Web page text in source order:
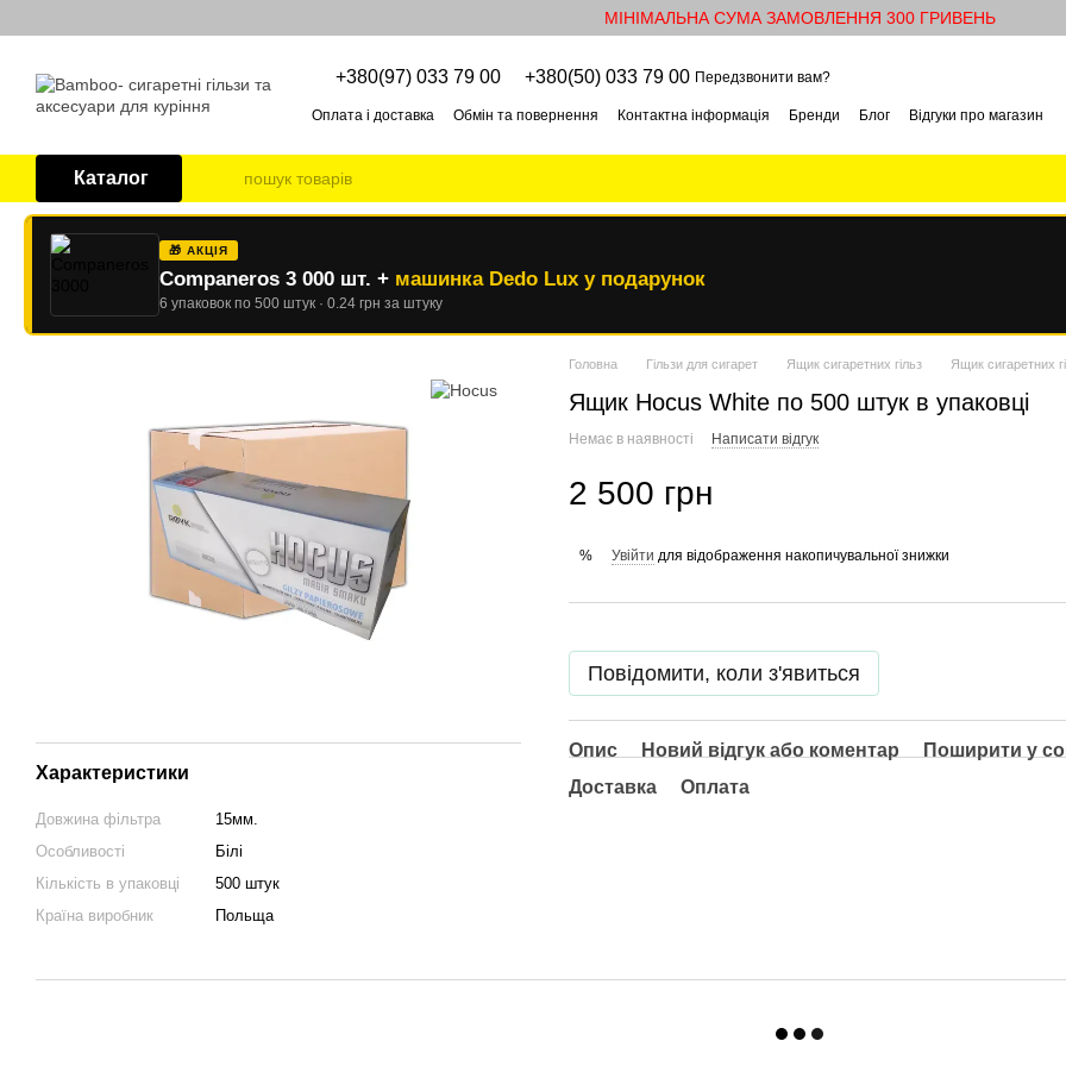
МІНІМАЛЬНА СУМА ЗАМОВЛЕННЯ 300 ГРИВЕНЬ
+380(97) 033 79 00 +380(50) 033 79 00 Передзвонити вам?
Оплата і доставка Обмін та повернення Контактна інформація Бренди Блог
Відгуки про магазин
Каталог
🎁 АКЦІЯ
Companeros 3 000 шт. + машинка Dedo Lux у подарунок
6 упаковок по 500 штук · 0.24 грн за штуку
Характеристики
Довжина фільтра
15мм.
Особливості
Білі
Кількість в упаковці
500 штук
Країна виробник
Польща
Головна Гільзи для сигарет Ящик сигаретних гільз Ящик сигаретних
Ящик Hocus White по 500 штук в упаковці
Немає в наявності Написати відгук
2 500 грн
% Увійти для відображення накопичувальної знижки
Повідомити, коли з'явиться
Опис Новий відгук або коментар
Поширити у
Доставка
Оплата